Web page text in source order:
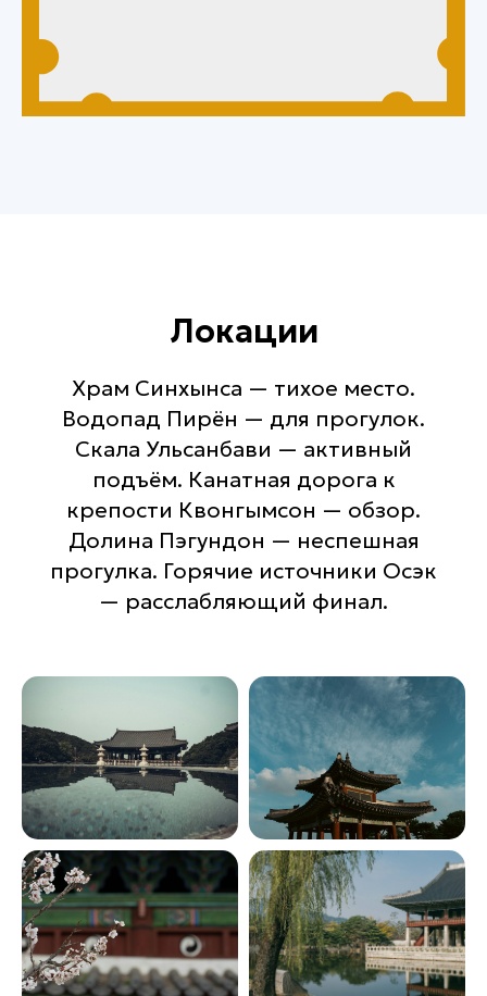
Локации
Храм Синхынса — тихое место.
Водопад Пирён — для прогулок.
Скала Ульсанбави — активный
подъём. Канатная дорога к
крепости Квонгымсон — обзор.
Долина Пэгундон — неспешная
прогулка. Горячие источники Осэк
— расслабляющий финал.